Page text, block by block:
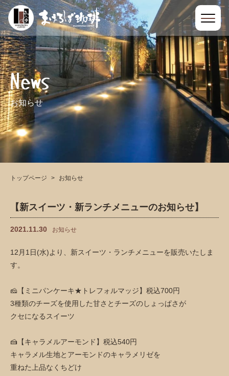
News
お知らせ
トップページ お知らせ
【新スイーツ・新ランチメニューのお知らせ】
2021.11.30 お知らせ
12月1日(水)より、新スイーツ・ランチメニューを販売いたしま
す。
🧀【ミニパンケーキ★トレフォルマッジ】税込700円
3種類のチーズを使用した甘さとチーズのしょっぱさが
クセになるスイーツ
🍰【キャラメルアーモンド】税込540円
キャラメル生地とアーモンドのキャラメリゼを
重ねた上品なくちどけ